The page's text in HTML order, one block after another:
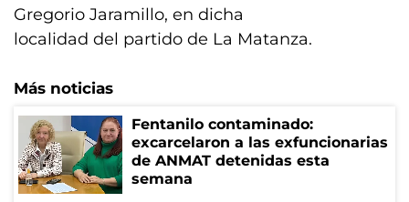
Gregorio Jaramillo, en dicha
localidad del partido de La Matanza.
Más noticias
Fentanilo contaminado:
excarcelaron a las exfuncionarias
de ANMAT detenidas esta
semana